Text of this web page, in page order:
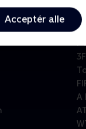
Acceptér alle
A